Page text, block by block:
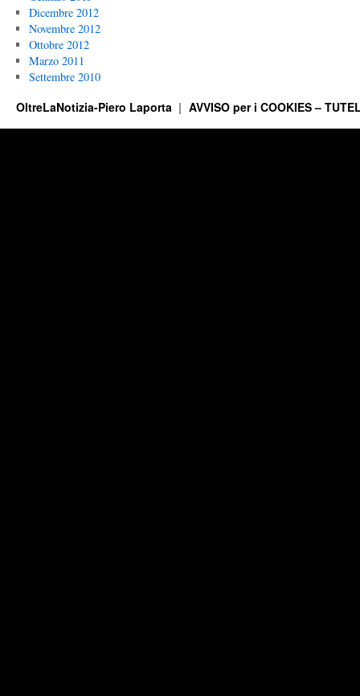
Dicembre 2012
Novembre 2012
Ottobre 2012
Marzo 2011
Settembre 2010
OltreLaNotizia-Piero Laporta AVVISO per i COOKIES –